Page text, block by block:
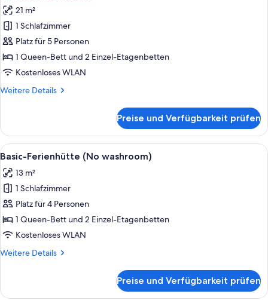
Standard-
Ferienhütte,
Mehrere
Betten
anzeigen
21 m²
1 Schlafzimmer
Platz für 5 Personen
1 Queen-Bett und 2 Einzel-Etagenbetten
Kostenloses WLAN
Weitere Details
Weitere
Ferienhütte,
Mehrere
Betten
Preise und Verfügbarkeit prüfen
Alle
Fotos
für
Basic-
Ferienhütte
(No
washroom)
Eine Reihe moderner Mobilheime
4
Basic-Ferienhütte (No washroom)
13 m²
1 Schlafzimmer
Platz für 4 Personen
1 Queen-Bett und 2 Einzel-Etagenbetten
Kostenloses WLAN
Weitere Details
Weitere
Ferienhütte
Preise und Verfügbarkeit prüfen